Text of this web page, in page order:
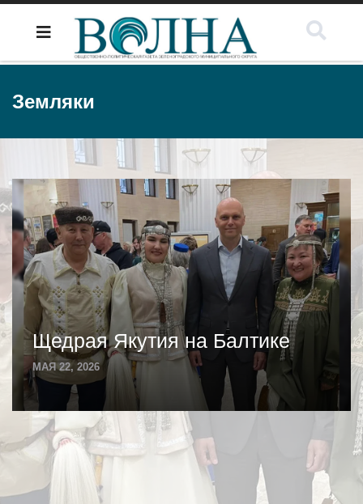
Земляки
Щедрая Якутия на Балтике
МАЯ 22, 2026